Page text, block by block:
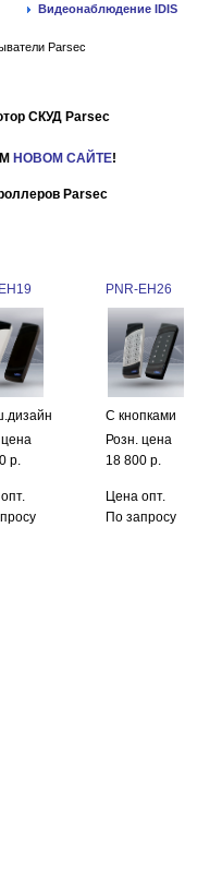
Видеонаблюдение IDIS
Parsec
СКУД Parsec
НОВОМ САЙТЕ!
Parsec
PNR-EH26
С кнопками
цена
р.
Розн. цена
18 800 р.
Цена опт.
По запросу